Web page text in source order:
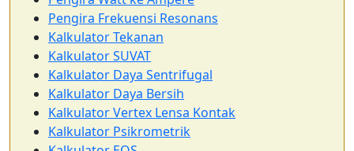
Pengira Frekuensi Resonans
Kalkulator Tekanan
Kalkulator SUVAT
Kalkulator Daya Sentrifugal
Kalkulator Daya Bersih
Kalkulator Vertex Lensa Kontak
Kalkulator Psikrometrik